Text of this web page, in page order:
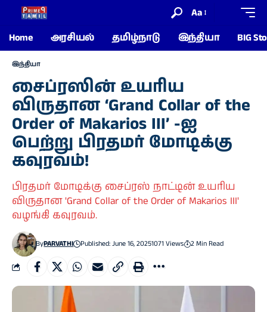
Aa
Home
அரசியல் தமிழ்நாடு இந்தியா BIG
இந்தியா
சைப்ரஸின் உயரிய
விருதான ‘Grand Collar of the
Order of Makarios III’ -ஐ
பெற்று பிரதமர் மோடிக்கு
கவுரவம்!
பிரதமர் மோடிக்கு சைப்ரஸ் நாட்டின் உயரிய
விருதான 'Grand Collar of the Order of Makarios III'
வழங்கி கவுரவம்.
ByPARVATHI Published: June 16, 20251071 Views 2 Min Read